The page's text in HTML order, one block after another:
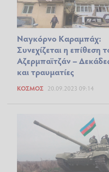
Ναγκόρνο Καραμπάχ:
Συνεχίζεται η επίθεση
Αζερμπαϊτζάν –
και τραυματίες
ΚΌΣΜΟΣ 20.09.2023 09:14